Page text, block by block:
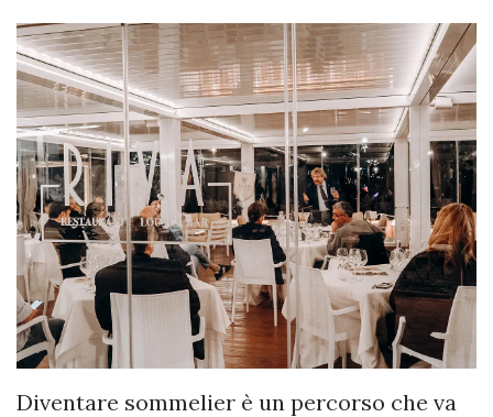
Diventare sommelier è un percorso che va